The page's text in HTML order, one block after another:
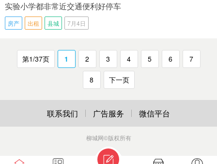
实验小学都非常近交通便利好停车
房产 出租 县城 7月4日
第1/37页 1 2 3 4 5 6 7
8 下一页
联系我们 广告服务 微信平台
柳城网©版权所有